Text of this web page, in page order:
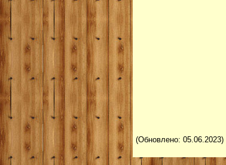
(Обновлено: 05.06.2023)